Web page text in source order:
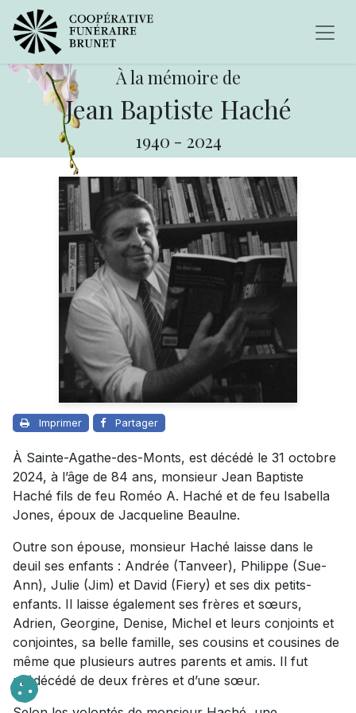
À la mémoire de
Jean Baptiste Haché
1940 - 2024
Imprimer Partager
À Sainte-Agathe-des-Monts, est décédé le 31 octobre
2024, à l’âge de 84 ans, monsieur Jean Baptiste
Haché fils de feu Roméo A. Haché et de feu Isabella
Jones, époux de Jacqueline Beaulne.
Outre son épouse, monsieur Haché laisse dans le
deuil ses enfants : Andrée (Tanveer), Philippe (Sue-
Ann), Julie (Jim) et David (Fiery) et ses dix petits-
enfants. Il laisse également ses frères et sœurs,
Adrien, Georgine, Denise, Michel et leurs conjoints et
conjointes, sa belle famille, ses cousins et cousines de
même que plusieurs autres parents et amis. Il fut
prédécédé de deux frères et d’une sœur.